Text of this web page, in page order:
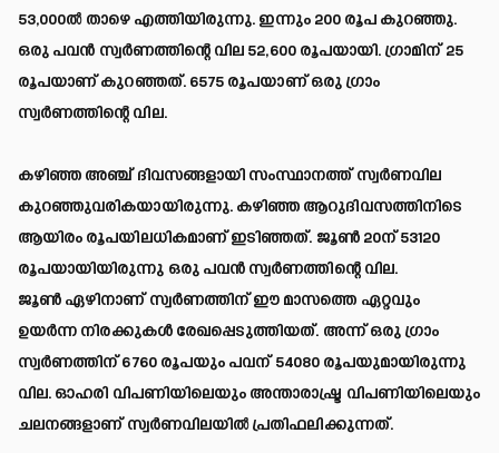
53,000ൽ താഴെ എത്തിയിരുന്നു. ഇന്നും 200 രൂപ കുറഞ്ഞു.
ഒരു പവൻ സ്വർണത്തിന്റെ വില 52,600 രൂപയായി. ഗ്രാമിന് 25
രൂപയാണ് കുറഞ്ഞത്. 6575 രൂപയാണ് ഒരു ഗ്രാം
സ്വർണത്തിന്റെ വില.
കഴിഞ്ഞ അഞ്ച് ദിവസങ്ങളായി സംസ്ഥാനത്ത് സ്വർണവില
കുറഞ്ഞുവരികയായിരുന്നു. കഴിഞ്ഞ ആറുദിവസത്തിനിടെ
ആയിരം രൂപയിലധികമാണ് ഇടിഞ്ഞത്. ജൂൺ 20ന് 53120
രൂപയായിയിരുന്നു ഒരു പവൻ സ്വർണത്തിന്റെ വില.
ജൂൺ ഏഴിനാണ് സ്വർണത്തിന് ഈ മാസത്തെ ഏറ്റവും
ഉയർന്ന നിരക്കുകൾ രേഖപ്പെടുത്തിയത്. അന്ന് ഒരു ഗ്രാം
സ്വർണത്തിന് 6760 രൂപയും പവന് 54080 രൂപയുമായിരുന്നു
വില. ഓഹരി വിപണിയിലെയും അന്താരാഷ്ട്ര വിപണിയിലെയും
ചലനങ്ങളാണ് സ്വർണവിലയിൽ പ്രതിഫലിക്കുന്നത്.